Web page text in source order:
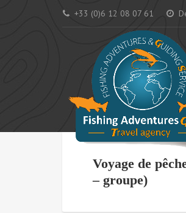
+33 (0)6 12 08 07 61
Voyage de
– groupe)